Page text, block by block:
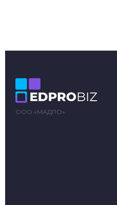
ООО «МАДПО»